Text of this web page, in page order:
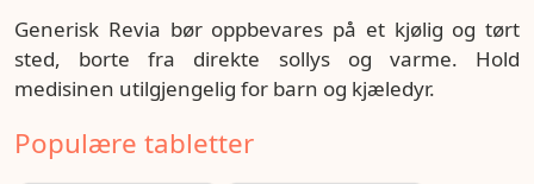
Generisk Revia bør oppbevares på et kjølig og tørt
sted, borte fra direkte sollys og varme. Hold
medisinen utilgjengelig for barn og kjæledyr.
Populære tabletter